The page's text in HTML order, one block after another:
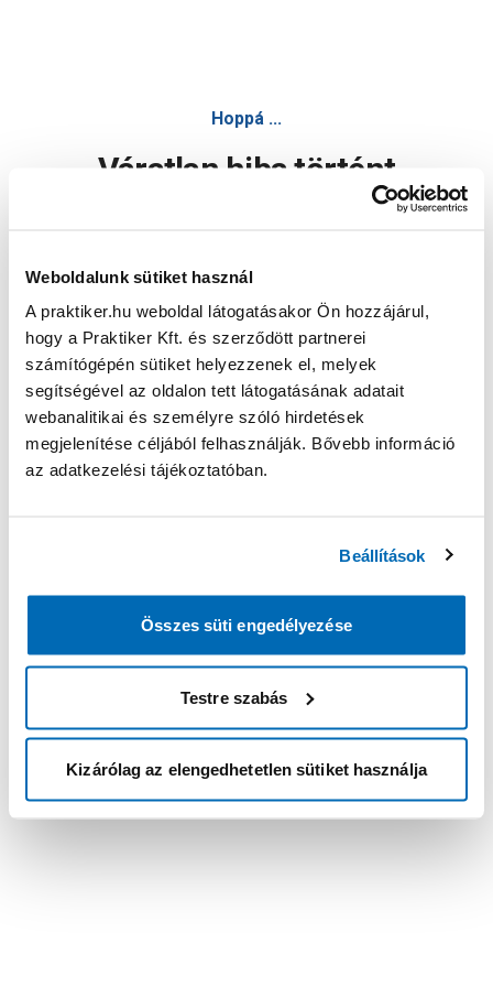
Weboldalunk sütiket használ
A praktiker.hu weboldal látogatásakor Ön hozzájárul,
hogy a Praktiker Kft. és szerződött partnerei
számítógépén sütiket helyezzenek el, melyek
segítségével az oldalon tett látogatásának adatait
webanalitikai és személyre szóló hirdetések
megjelenítése céljából felhasználják. Bővebb információ
az adatkezelési tájékoztatóban.
Beállítások
Összes süti engedélyezése
Testre szabás
Kizárólag az elengedhetetlen sütiket használja
Hoppá ...
Váratlan hiba történt
Oldal újratöltése